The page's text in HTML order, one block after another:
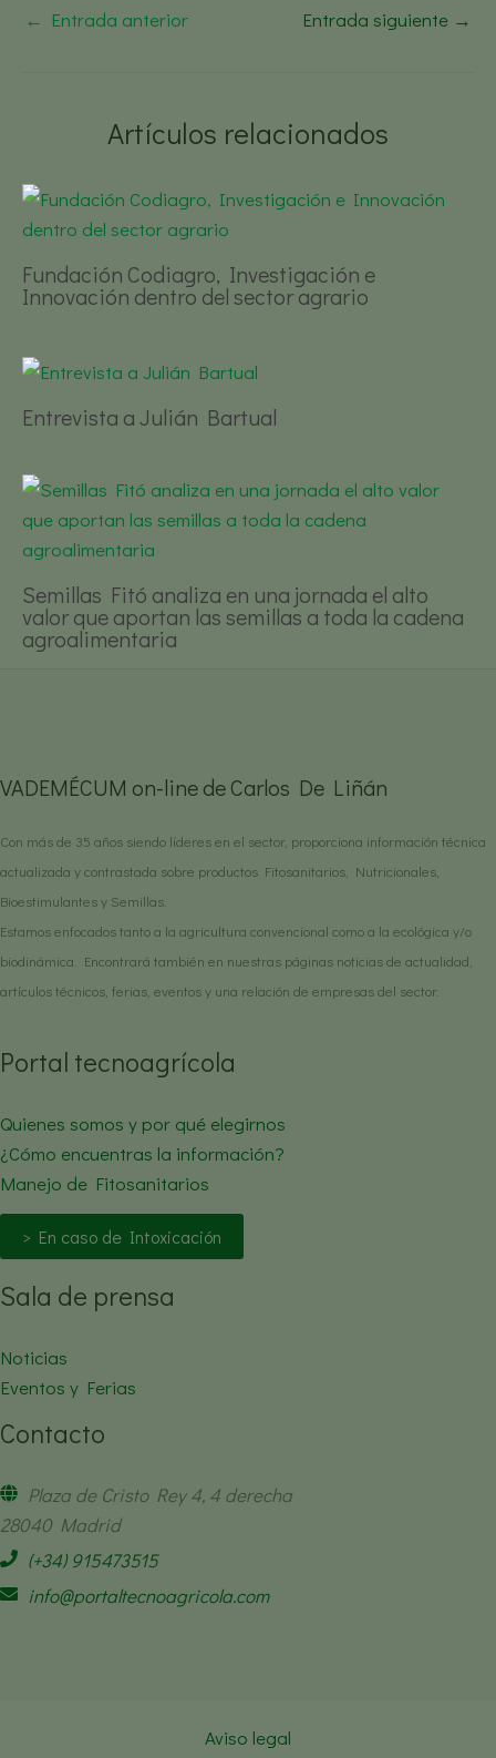
← Entrada anterior Entrada siguiente →
Artículos relacionados
Fundación Codiagro, Investigación e
Innovación dentro del sector agrario
Entrevista a Julián Bartual
Semillas Fitó analiza en una jornada el alto
valor que aportan las semillas a toda la cadena
agroalimentaria
VADEMÉCUM on-line de Carlos De Liñán
Con más de 35 años siendo líderes en el sector, proporciona información técnica
actualizada y contrastada sobre productos Fitosanitarios, Nutricionales,
Bioestimulantes y Semillas.
Estamos enfocados tanto a la agricultura convencional como a la ecológica y/o
biodinámica. Encontrará también en nuestras páginas noticias de actualidad,
artículos técnicos, ferias, eventos y una relación de empresas del sector.
Portal tecnoagrícola
Quienes somos y por qué elegirnos
¿Cómo encuentras la información?
Manejo de Fitosanitarios
> En caso de Intoxicación
Sala de prensa
Noticias
Eventos y Ferias
Contacto
Plaza de Cristo Rey 4, 4 derecha
28040 Madrid
(+34) 915473515
info@portaltecnoagricola.com
Aviso legal